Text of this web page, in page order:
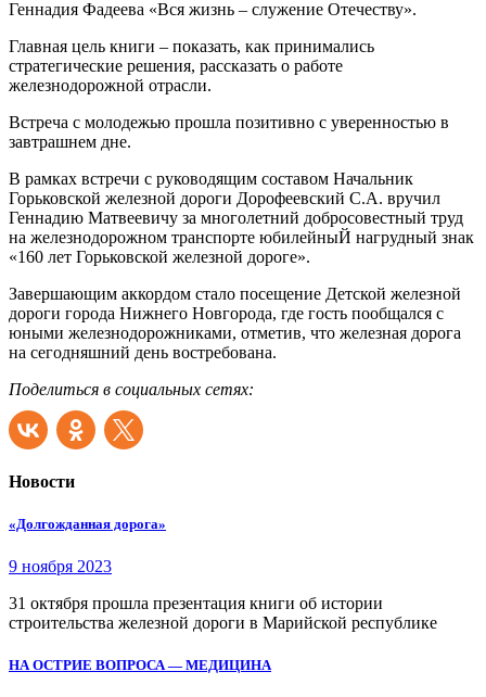
Геннадия Фадеева «Вся жизнь – служение Отечеству».
Главная цель книги – показать, как принимались
стратегические решения, рассказать о работе
железнодорожной отрасли.
Встреча с молодежью прошла позитивно с уверенностью в
завтрашнем дне.
В рамках встречи с руководящим составом Начальник
Горьковской железной дороги Дорофеевский С.А. вручил
Геннадию Матвеевичу за многолетний добросовестный труд
на железнодорожном транспорте юбилейныЙ нагрудный знак
«160 лет Горьковской железной дороге».
Завершающим аккордом стало посещение Детской железной
дороги города Нижнего Новгорода, где гость пообщался с
юными железнодорожниками, отметив, что железная дорога
на сегодняшний день востребована.
Поделиться в социальных сетях:
Новости
«Долгожданная дорога»
9 ноября 2023
31 октября прошла презентация книги об истории
строительства железной дороги в Марийской республике
НА ОСТРИЕ ВОПРОСА — МЕДИЦИНА